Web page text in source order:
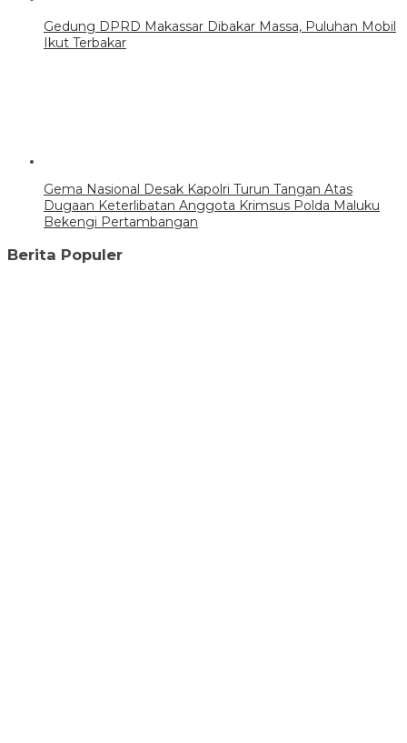
Gedung DPRD Makassar Dibakar Massa, Puluhan Mobil
Ikut Terbakar
Gema Nasional Desak Kapolri Turun Tangan Atas
Dugaan Keterlibatan Anggota Krimsus Polda Maluku
Bekengi Pertambangan
Berita Populer